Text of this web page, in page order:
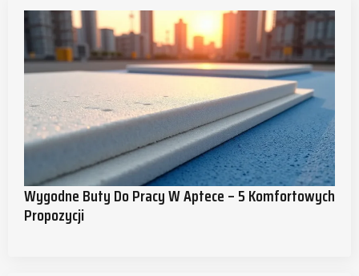
Wygodne Buty Do Pracy W Aptece – 5 Komfortowych
Propozycji